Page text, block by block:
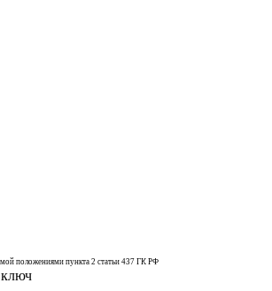
положениями пункта 2 статьи 437 ГК РФ